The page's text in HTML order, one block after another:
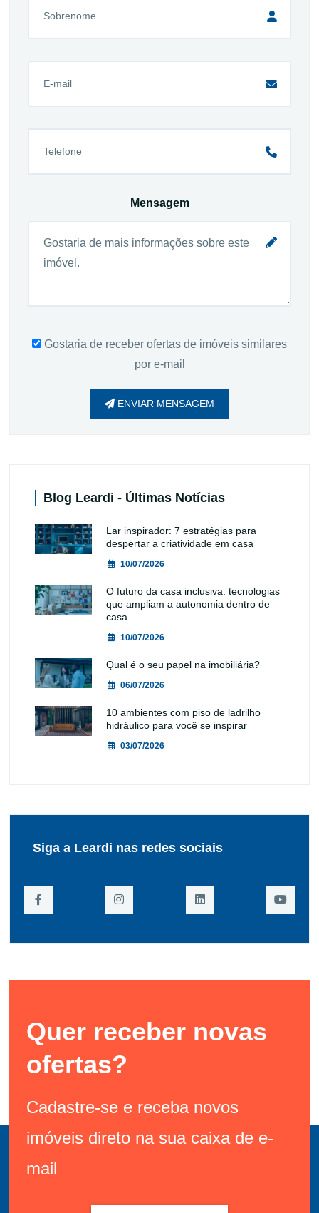
Mensagem
Gostaria de receber ofertas de imóveis similares
por e-mail
ENVIAR MENSAGEM
Blog Leardi - Últimas Notícias
Lar inspirador: 7 estratégias para
despertar a criatividade em casa
10/07/2026
O futuro da casa inclusiva: tecnologias
que ampliam a autonomia dentro de
casa
10/07/2026
Qual é o seu papel na imobiliária?
06/07/2026
10 ambientes com piso de ladrilho
hidráulico para você se inspirar
03/07/2026
Siga a Leardi nas redes sociais
Quer receber novas
ofertas?
Cadastre-se e receba novos
imóveis direto na sua caixa de e-
mail